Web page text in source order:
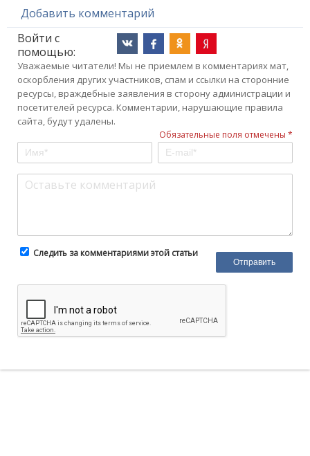
Добавить комментарий
Войти с
помощью:
Уважаемые читатели! Мы не приемлем в комментариях мат,
оскорбления других участников, спам и ссылки на сторонние
ресурсы, враждебные заявления в сторону администрации и
посетителей ресурса. Комментарии, нарушающие правила
сайта, будут удалены.
Обязательные поля отмечены *
Следить за комментариями этой статьи